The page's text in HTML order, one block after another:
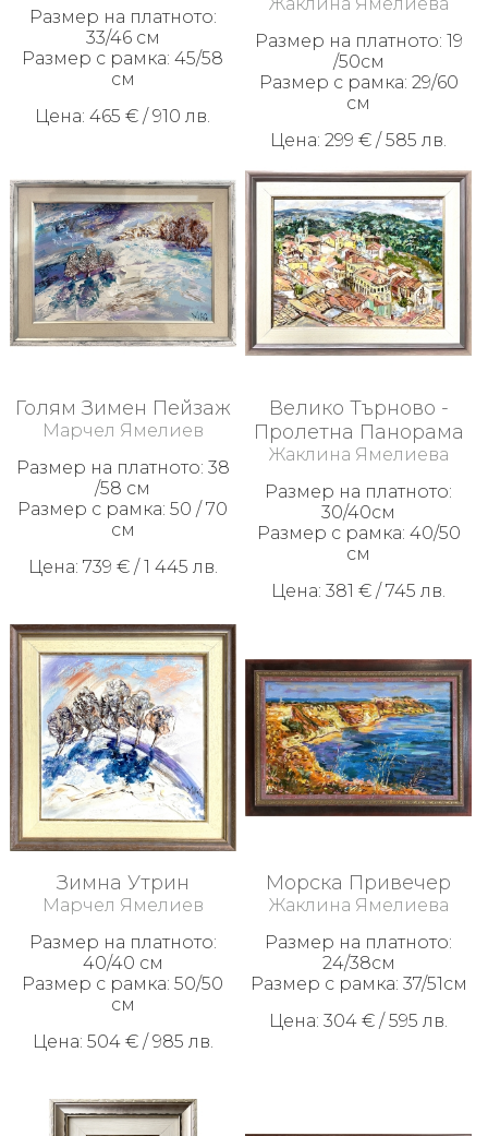
Размер на платното:
33/46 см
Размер с рамка: 45/58
см
Цена: 465 € / 910 лв.
Размер на платното: 19
/50см
Размер с рамка: 29/60
см
Цена: 299 € / 585 лв.
Голям Зимен Пейзаж
Марчел Ямелиев
Размер на платното: 38
/58 см
Размер с рамка: 50 / 70
см
Цена: 739 € / 1 445 лв.
Велико Търново -
Пролетна Панорама
Жаклина Ямелиева
Размер на платното:
30/40см
Размер с рамка: 40/50
см
Цена: 381 € / 745 лв.
Зимна Утрин
Марчел Ямелиев
Размер на платното:
40/40 см
Размер с рамка: 50/50
см
Цена: 504 € / 985 лв.
Морска Привечер
Жаклина Ямелиева
Размер на платното:
24/38см
Размер с рамка: 37/51см
Цена: 304 € / 595 лв.